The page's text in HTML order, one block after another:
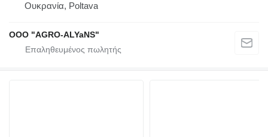
Ουκρανία, Poltava
OOO "AGRO-ALYaNS"